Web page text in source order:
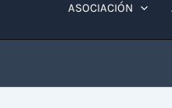
ASOCIACIÓN